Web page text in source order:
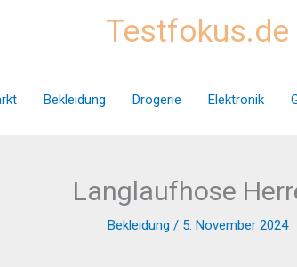
Testfokus.de
Bekleidung Drogerie Elektronik
Langlaufhose
Bekleidung / 5. November 2024